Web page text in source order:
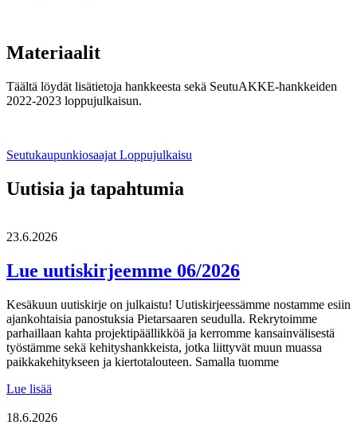
Materiaalit
Täältä löydät lisätietoja hankkeesta sekä SeutuAKKE-hankkeiden
2022-2023 loppujulkaisun.
Seutukaupunkiosaajat Loppujulkaisu
Uutisia ja tapahtumia
23.6.2026
Lue uutiskirjeemme 06/2026
Kesäkuun uutiskirje on julkaistu! Uutiskirjeessämme nostamme esiin
ajankohtaisia panostuksia Pietarsaaren seudulla. Rekrytoimme
parhaillaan kahta projektipäällikköä ja kerromme kansainvälisestä
työstämme sekä kehityshankkeista, jotka liittyvät muun muassa
paikkakehitykseen ja kiertotalouteen. Samalla tuomme
Lue lisää
06/2026
18.6.2026